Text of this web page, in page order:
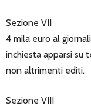
Sezione VII
4 mila euro al
inchiesta apparsi su
non altrimenti editi.
Sezione VIII